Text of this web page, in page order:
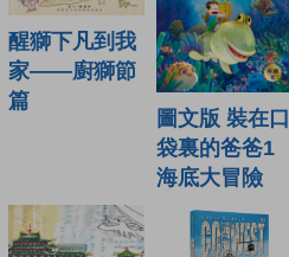
醒獅下凡到我
家——廚獅節
篇
圖文版 裝在口
袋裏的爸爸1
海底大冒險